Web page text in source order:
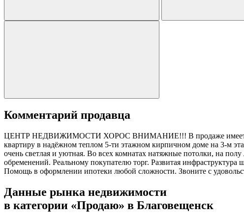
Комментарий продавца
ЦЕНТР НЕДВИЖИМОСТИ ХОРОС ВНИМАНИЕ!!! В продаже имеется
квартиру в надёжном теплом 5-ти этажном кирпичном доме на 3-м
очень светлая и уютная. Во всех комнатах натяжные потолки, на
обременений. Реальному покупателю торг. Развитая
Помощь в оформлении ипотеки любой сложности. Звоните с
Данные рынка недвижимости
в категории «Продаю» в Благовещенск